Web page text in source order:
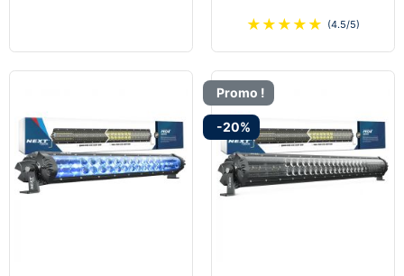
★ ★ ★ ★ ★ (4.5/5)
Promo !
-20%